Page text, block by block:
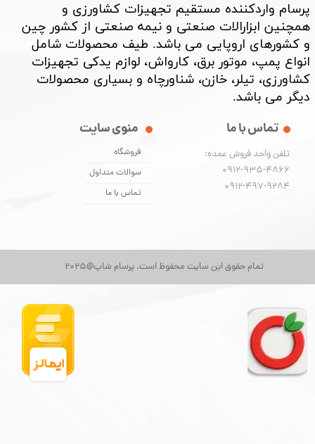
تمام حقوق این سایت محفوظ است. پرسام شاپ@2025
پرسام واردکننده مستقیم تجهیزات کشاورزی و
همچنین ابزارالات صنعتی و نیمه صنعتی از کشور چین
و کشورهای اروپایی می باشد. طیف محصولات شامل
انواع پمپ، موتور برق، کارواش، لوازم یدکی تجهیزات
کشاورزی، تیلر، خازن، شناورچاه و بسیاری محصولات
دیگر می باشد. ​​​​​​​
منوی سایت
فروشگاه
سوالات متداول
تماس با ما
تماس با ما
تلفن واحد فروش عمده:
0912-935-4866
​​​​​​​0912-497-9284